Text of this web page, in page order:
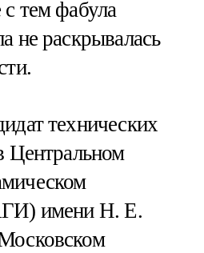
тем фабула
не раскрывалась
технических
Центральном
имени Н. Е.